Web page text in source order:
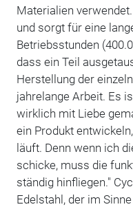
Materialien
und sorgt für eine
Betriebsstunden
dass ein Teil
Herstellung der
jahrelange Arbeit. Es
wirklich mit Liebe
ein Produkt
läuft. Denn wenn ich
schicke, muss die
ständig hinfliegen."
Edelstahl, der im